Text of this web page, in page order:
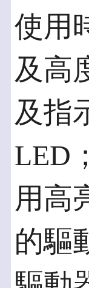
使用
及高
及指
LED
用高
的驅